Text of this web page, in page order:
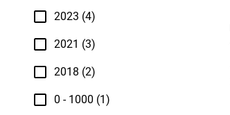
2023 (4)
2021 (3)
2018 (2)
0 - 1000 (1)